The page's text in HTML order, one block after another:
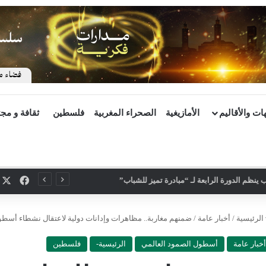
والأقاليم الأمازيغية الصحراء المغربية فلسطين ثقافة و
الدورة الرابعة لـ “مبادرة تميز للشباب”
الرئيسية / أخبار عامة / ضمنهم مغاربة.. مظاهرات وإدانات دولية لاعتقال نشطاء
أخبار عامة أسطول الصمود العالمي الرئيسية- فلسطين